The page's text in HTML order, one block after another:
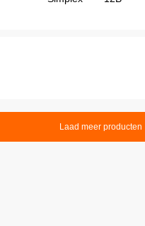
Laad meer producten